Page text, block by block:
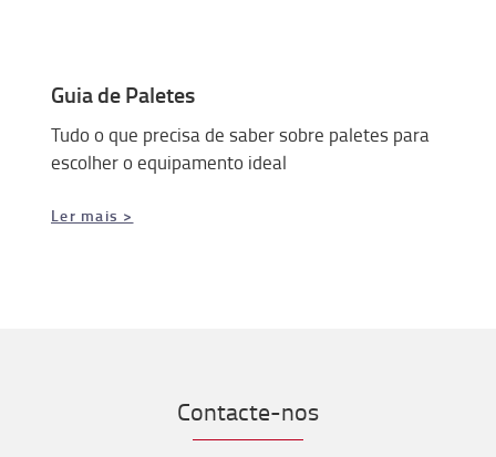
Guia de Paletes
Tudo o que precisa de saber sobre paletes para
escolher o equipamento ideal
Ler mais >
Contacte-nos